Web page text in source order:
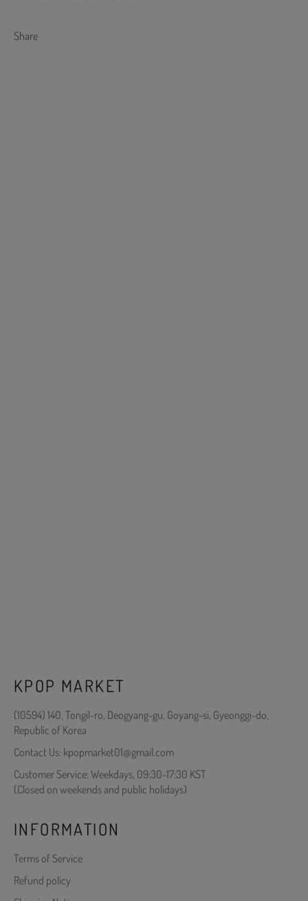
Share
KPOP MARKET
(10594) 140, Tongil-ro, Deogyang-gu, Goyang-si, Gyeonggi-do,
Republic of Korea
Contact Us: kpopmarket01@gmail.com
Customer Service: Weekdays, 09:30-17:30 KST
(Closed on weekends and public holidays)
INFORMATION
Terms of Service
Refund policy